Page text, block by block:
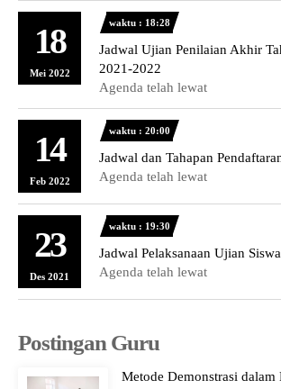
18
Mei 2022
waktu : 18:28
Jadwal Ujian Penilaian Akhir
2021-2022
Agenda telah lewat
14
Feb 2022
waktu : 20:00
Jadwal dan Tahapan
Agenda telah lewat
23
Des 2021
waktu : 19:30
Jadwal Pelaksanaan Ujian
Agenda telah lewat
Postingan Guru
Metode Demonstrasi dalam